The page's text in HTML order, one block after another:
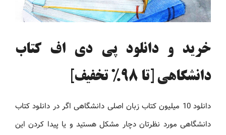
خرید و دانلود پی دی اف کتاب
دانشگاهی [تا 98% تخفیف]
دانلود 10 میلیون کتاب زبان اصلی دانشگاهی اگر در دانلود کتاب
دانشگاهی مورد نظرتان دچار مشکل هستید و یا پیدا کردن این